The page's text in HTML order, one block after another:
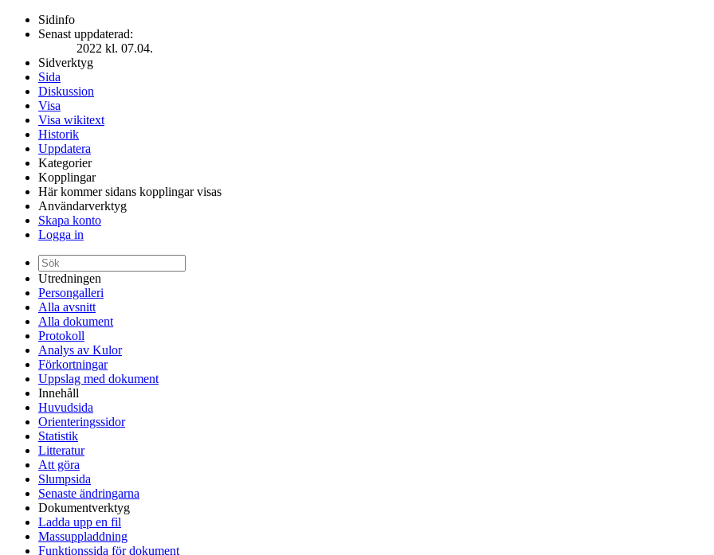
Sidinfo
Senast uppdaterad:
2022 kl. 07.04.
Sidverktyg
Sida
Diskussion
Visa
Visa wikitext
Historik
Uppdatera
Kategorier
Kopplingar
Här kommer sidans kopplingar visas
Användarverktyg
Skapa konto
Logga in
Utredningen
Persongalleri
Alla avsnitt
Alla dokument
Protokoll
Analys av Kulor
Förkortningar
Uppslag med dokument
Innehåll
Huvudsida
Orienteringssidor
Statistik
Litteratur
Att göra
Slumpsida
Senaste ändringarna
Dokumentverktyg
Ladda upp en fil
Massuppladdning
Funktionssida för dokument